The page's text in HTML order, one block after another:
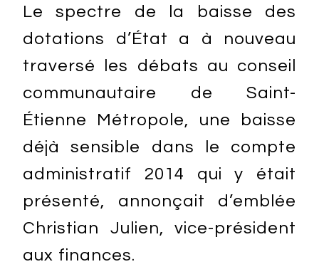
Le spectre de la baisse des
dotations d’État a à nouveau
traversé les débats au conseil
communautaire de Saint-
Étienne Métropole, une baisse
déjà sensible dans le compte
administratif 2014 qui y était
présenté, annonçait d’emblée
Christian Julien, vice-président
aux finances.